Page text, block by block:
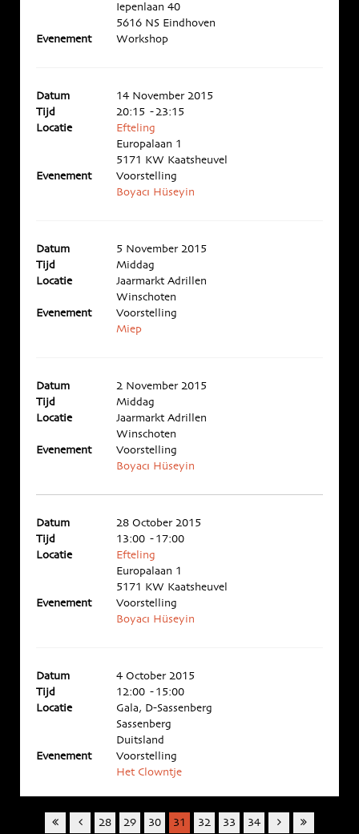
Iepenlaan 40
5616 NS Eindhoven
Evenement
Workshop
Datum
14 November 2015
Tijd
20:15 - 23:15
Locatie
Efteling
Europalaan 1
5171 KW Kaatsheuvel
Evenement
Voorstelling
Boyacı Hüseyin
Datum
5 November 2015
Tijd
Middag
Locatie
Jaarmarkt Adrillen
Winschoten
Evenement
Voorstelling
Miep
Datum
2 November 2015
Tijd
Middag
Locatie
Jaarmarkt Adrillen
Winschoten
Evenement
Voorstelling
Boyacı Hüseyin
Datum
28 October 2015
Tijd
13:00 - 17:00
Locatie
Efteling
Europalaan 1
5171 KW Kaatsheuvel
Evenement
Voorstelling
Boyacı Hüseyin
Datum
4 October 2015
Tijd
12:00 - 15:00
Locatie
Gala, D-Sassenberg
Sassenberg
Duitsland
Evenement
Voorstelling
Het Clowntje
28 29 30 31 32 33 34